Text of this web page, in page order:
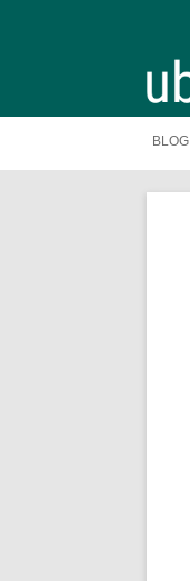
Inhalt
BLOG